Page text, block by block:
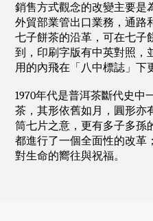
銷售方式觀念的改變主要是
外貿部業管出口業務，通路
七子餅茶的沿革，可在七子
到，印刷字版有中英對照，
用的內飛在「八中標誌」下
1970年代是普洱茶斷代史中
茶，其形依舊如月，圓形亦
筒七片之意，更有多子多孫
都進行了一個全面性的改革
對生命的嚮往與祝福。